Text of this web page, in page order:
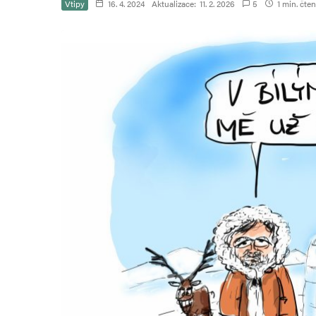
Vtipy 16. 4. 2024 Aktualizace: 11. 2. 2026 5 1 min.